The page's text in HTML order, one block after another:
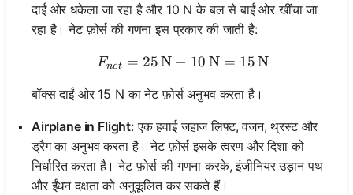
दाईं ओर धकेला जा रहा है और 10 N के बल से बाईं ओर खींचा जा
रहा है। नेट फ़ोर्स की गणना इस प्रकार की जाती है:
F_{net} = 25\, \text{N}
Fnet = 25N − 10 N = 15N
बॉक्स दाईं ओर 15 N का नेट फ़ोर्स अनुभव करता है।
Airplane in Flight: एक हवाई जहाज लिफ्ट, वजन, थ्रस्ट और
ड्रैग का अनुभव करता है। नेट फ़ोर्स इसके त्वरण और दिशा को
निर्धारित करता है। नेट फ़ोर्स की गणना करके, इंजीनियर उड़ान पथ
और ईंधन दक्षता को अनुकूलित कर सकते हैं।